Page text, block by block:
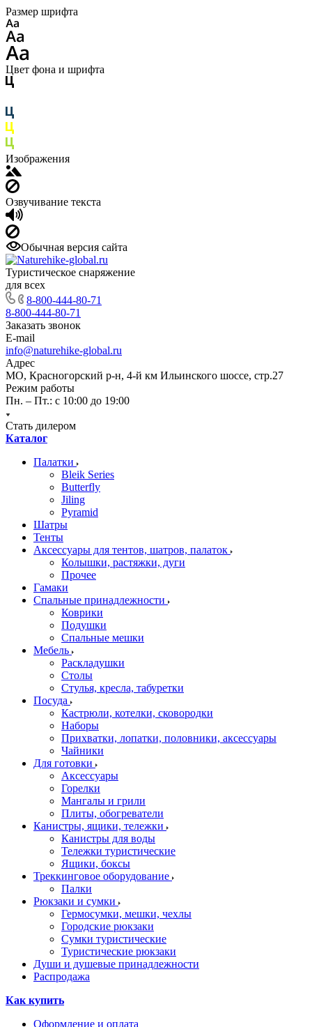
Размер шрифта
Цвет фона и шрифта
Изображения
Озвучивание текста
Обычная версия сайта
Туристическое снаряжение
для всех
8-800-444-80-71
8-800-444-80-71
Заказать звонок
E-mail
info@naturehike-global.ru
Адрес
МО, Красногорский р-н, 4-й км Ильинского шоссе, стр.27
Режим работы
Пн. – Пт.: с 10:00 до 19:00
Стать дилером
Каталог
Палатки
Bleik Series
Butterfly
Jiling
Pyramid
Шатры
Тенты
Аксессуары для тентов, шатров, палаток
Колышки, растяжки, дуги
Прочее
Гамаки
Спальные принадлежности
Коврики
Подушки
Спальные мешки
Мебель
Раскладушки
Столы
Стулья, кресла, табуретки
Посуда
Кастрюли, котелки, сковородки
Наборы
Прихватки, лопатки, половники, аксессуары
Чайники
Для готовки
Аксессуары
Горелки
Мангалы и грили
Плиты, обогреватели
Канистры, ящики, тележки
Канистры для воды
Тележки туристические
Ящики, боксы
Треккинговое оборудование
Палки
Рюкзаки и сумки
Гермосумки, мешки, чехлы
Городские рюкзаки
Сумки туристические
Туристические рюкзаки
Души и душевые принадлежности
Распродажа
Как купить
Оформление и оплата